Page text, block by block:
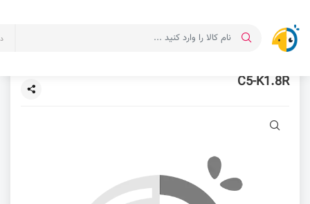
C5-K1.8R